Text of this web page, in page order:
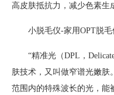
高皮肤抵抗力，减少色素生
小脱毛仪-家用OPT脱毛
“精准光（DPL，Delicate
肤技术，又叫做窄谱光嫩肤
范围内的特殊波长的光，能